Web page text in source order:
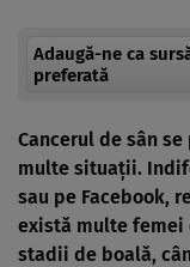
Adaugă-ne ca
preferată
Cancerul de sân
multe situaţii.
sau pe Facebook,
există multe femei
stadii de boală,